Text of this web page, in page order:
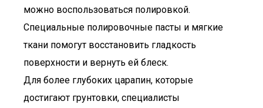
можно воспользоваться полировкой.
Специальные полировочные пасты и мягкие
ткани помогут восстановить гладкость
поверхности и вернуть ей блеск.
Для более глубоких царапин, которые
достигают грунтовки, специалисты